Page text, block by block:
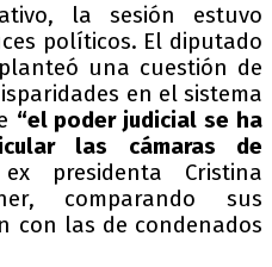
la sesión estuvo
políticos. El diputado
una cuestión de
en el sistema
“el poder judicial se ha
las cámaras de
presidenta Cristina
comparando sus
con las de condenados